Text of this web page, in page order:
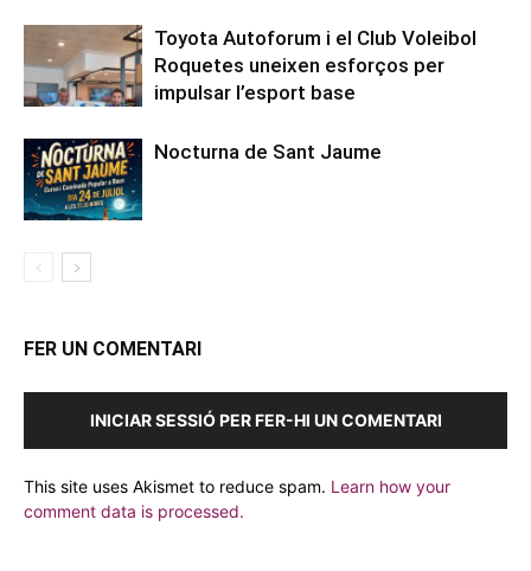
Toyota Autoforum i el Club Voleibol
Roquetes uneixen esforços per
impulsar l’esport base
Nocturna de Sant Jaume
FER UN COMENTARI
INICIAR SESSIÓ PER FER-HI UN COMENTARI
This site uses Akismet to reduce spam. Learn how your
comment data is processed.